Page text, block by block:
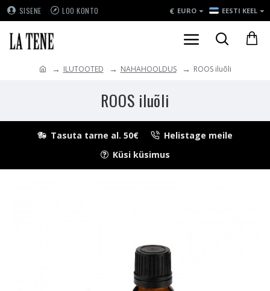
SISENE LOO KONTO € EURO EESTI KEEL
ILUTOOTED NAHAHOOLDUS ROOS iluõli
ROOS iluõli
Tasuta tarne al. 50€
Helistage meile
Küsi küsimus